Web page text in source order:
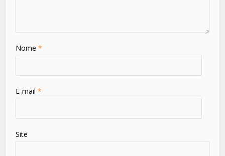
Nome*
E-mail*
Site